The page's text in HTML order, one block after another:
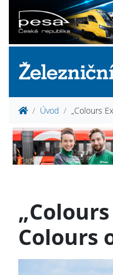
Úvod „Colours
Colours